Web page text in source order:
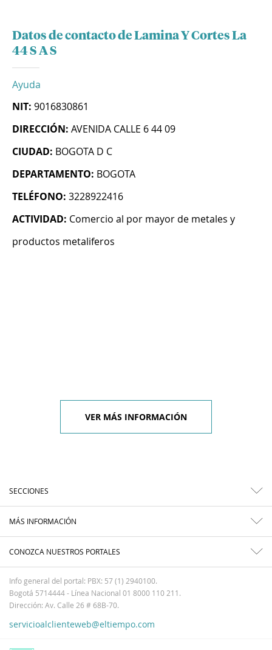
Datos de contacto de Lamina Y Cortes La
44 S A S
Ayuda
NIT: 9016830861
DIRECCIÓN: AVENIDA CALLE 6 44 09
CIUDAD: BOGOTA D C
DEPARTAMENTO: BOGOTA
TELÉFONO: 3228922416
ACTIVIDAD: Comercio al por mayor de metales y
productos metaliferos
VER MÁS INFORMACIÓN
SECCIONES
MÁS INFORMACIÓN
CONOZCA NUESTROS PORTALES
Info general del portal: PBX: 57 (1) 2940100.
Bogotá 5714444 - Línea Nacional 01 8000 110 211.
Dirección: Av. Calle 26 # 68B-70.
servicioalclienteweb@eltiempo.com